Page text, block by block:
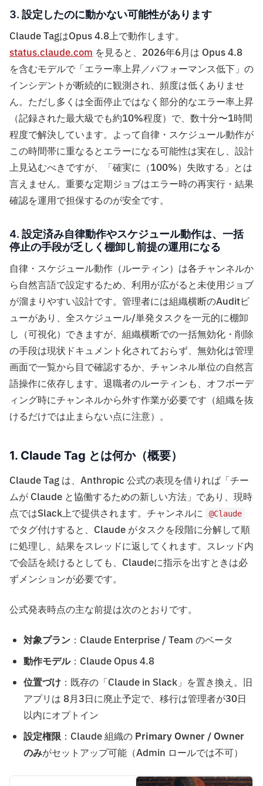
3. 設定したのに動かない可能性があります
Claude TagはOpus 4.8上で動作します。
status.claude.com を見ると、2026年6月は Opus 4.8
を含むモデルで「エラー率上昇／パフォーマンス低下」の
インシデントが断続的に観測され、頻度は低くありませ
ん。ただし多くは全面停止ではなく部分的なエラー率上昇
（記録された最大級でも約10%程度）で、数十分〜1時間
程度で解決しています。よって自律・スケジュール動作が
この時間帯に重なるとエラーになる可能性は実在し、設計
上見込むべきですが、「確実に（100%）失敗する」とは
言えません。重要な定期ジョブはエラー時の再実行・結果
確認を運用で担保するのが安全です。
4. 設定済み自律動作やスケジュール動作は、一括
停止の手段が乏しく棚卸し前提の運用になる
自律・スケジュール動作（ルーティン）は各チャンネルか
ら自然言語で設定するため、利用が広がると未使用ジョブ
が溜まりやすい設計です。管理者には組織横断のAuditビ
ューがあり、全スケジュール/単発タスクを一元的に棚卸
し（可視化）できますが、組織横断での一括無効化・削除
の手段は現状ドキュメント化されておらず、無効化は管理
画面で一覧から目で確認するか、チャンネル単位の自然言
語操作に依存します。退職者のルーティンも、オフボーデ
ィング時にチャンネルから外す作業が必要です（組織を抜
けるだけでは止まらない点に注意）。
1. Claude Tag とは何か（概要）
Claude Tag は、Anthropic 公式の表現を借りれば「チー
ムが Claude と協働するための新しい方法」であり、現時
点ではSlack上で提供されます。チャンネルに
@Claude
でタグ付けすると、Claude がタスクを段階に分解して順
に処理し、結果をスレッドに返してくれます。スレッド内
で会話を続けるとしても、Claudeに指示を出すときは必
ずメンションが必要です。
公式発表時点の主な前提は次のとおりです。
対象プラン ：Claude Enterprise / Team のベータ
動作モデル：Claude Opus 4.8
位置づけ ：既存の「Claude in Slack」を置き換え。旧
アプリは 8月3日に廃止予定で、移行は管理者が30日
以内にオプトイン
設定権限：Claude 組織の Primary Owner / Owner
のみがセットアップ可能（Admin ロールでは不可）